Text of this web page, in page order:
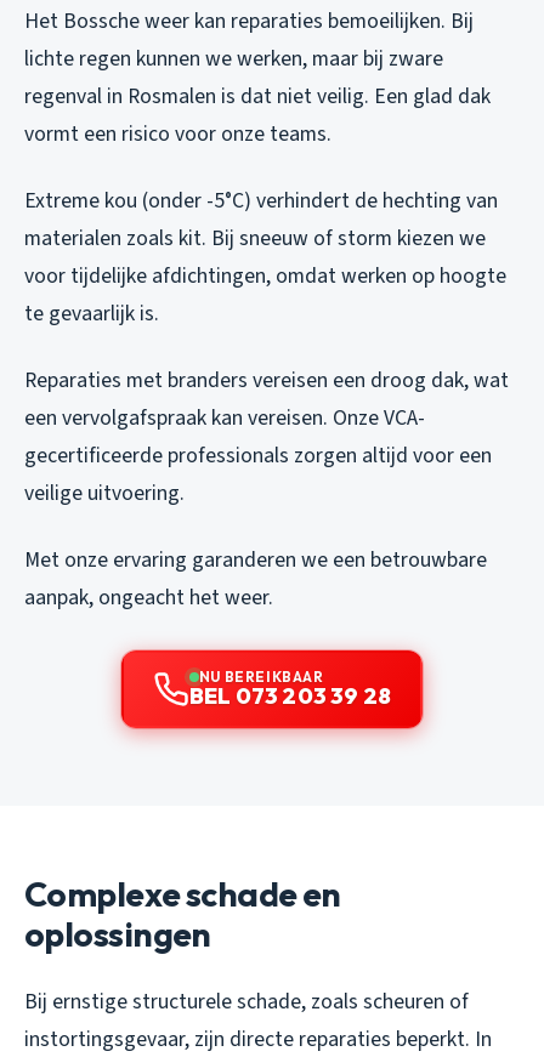
Het Bossche weer kan reparaties bemoeilijken. Bij
lichte regen kunnen we werken, maar bij zware
regenval in Rosmalen is dat niet veilig. Een glad dak
vormt een risico voor onze teams.
Extreme kou (onder -5°C) verhindert de hechting van
materialen zoals kit. Bij sneeuw of storm kiezen we
voor tijdelijke afdichtingen, omdat werken op hoogte
te gevaarlijk is.
Reparaties met branders vereisen een droog dak, wat
een vervolgafspraak kan vereisen. Onze VCA-
gecertificeerde professionals zorgen altijd voor een
veilige uitvoering.
Met onze ervaring garanderen we een betrouwbare
aanpak, ongeacht het weer.
NU BEREIKBAAR
BEL 073 203 39 28
Complexe schade en
oplossingen
Bij ernstige structurele schade, zoals scheuren of
instortingsgevaar, zijn directe reparaties beperkt. In